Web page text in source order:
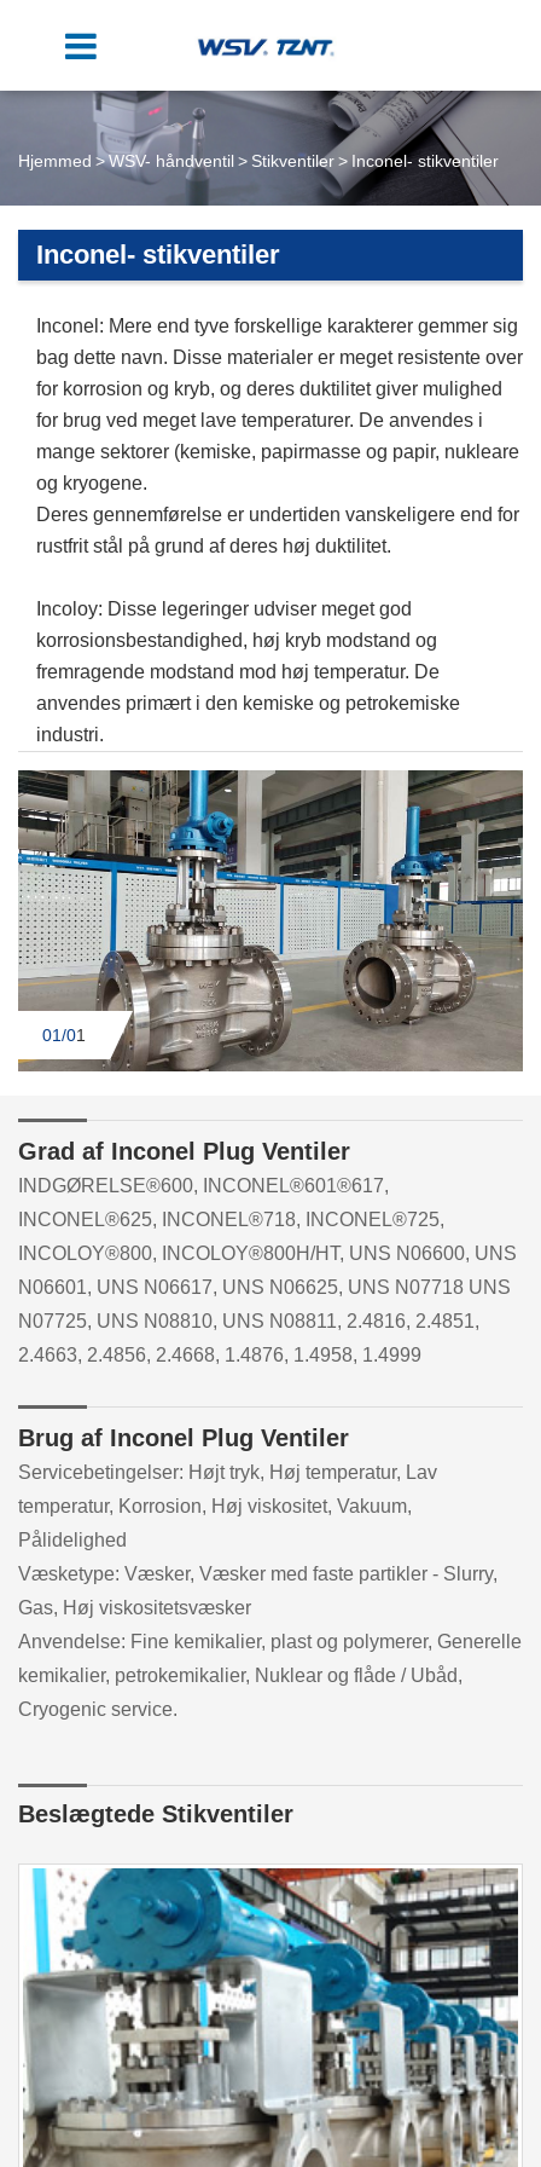
Hjemmed WSV- håndventil Stikventiler Inconel- stikventiler
Inconel- stikventiler
Inconel: Mere end tyve forskellige karakterer gemmer sig
bag dette navn. Disse materialer er meget resistente over
for korrosion og kryb, og deres duktilitet giver mulighed
for brug ved meget lave temperaturer. De anvendes i
mange sektorer (kemiske, papirmasse og papir, nukleare
og kryogene.
Deres gennemførelse er undertiden vanskeligere end for
rustfrit stål på grund af deres høj duktilitet.
Incoloy: Disse legeringer udviser meget god
korrosionsbestandighed, høj kryb modstand og
fremragende modstand mod høj temperatur. De
anvendes primært i den kemiske og petrokemiske
industri.
01/01
Grad af Inconel Plug Ventiler
INDGØRELSE®600, INCONEL®601®617,
INCONEL®625, INCONEL®718, INCONEL®725,
INCOLOY®800, INCOLOY®800H/HT, UNS N06600, UNS
N06601, UNS N06617, UNS N06625, UNS N07718 UNS
N07725, UNS N08810, UNS N08811, 2.4816, 2.4851,
2.4663, 2.4856, 2.4668, 1.4876, 1.4958, 1.4999
Brug af Inconel Plug Ventiler
Servicebetingelser: Højt tryk, Høj temperatur, Lav
temperatur, Korrosion, Høj viskositet, Vakuum,
Pålidelighed
Væsketype: Væsker, Væsker med faste partikler - Slurry,
Gas, Høj viskositetsvæsker
Anvendelse: Fine kemikalier, plast og polymerer, Generelle
kemikalier, petrokemikalier, Nuklear og flåde / Ubåd,
Cryogenic service.
Beslægtede Stikventiler